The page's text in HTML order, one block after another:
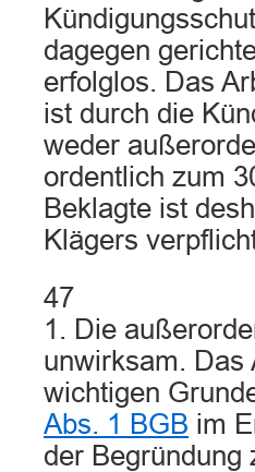
dagegen
erfolglos. Das
ist durch die
weder
ordentlich zum
Beklagte ist
Klägers
47
1. Die
unwirksam. Das
wichtigen
Abs. 1 BGB im
der Begründung